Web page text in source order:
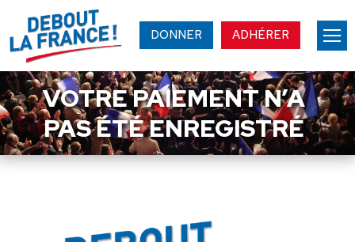
DONNER ADHÉRER
VOTRE PAIEMENT N’A
PAS ÉTÉ ENREGISTRÉ